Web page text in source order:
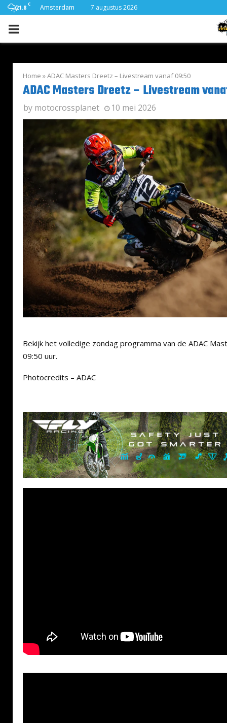
21.8 C Amsterdam 7 augustus 2026
PRIMARY
Home »ADAC Masters Dreetz – Livestream vanaf 09:50
ADAC Masters Dreetz – Livestream
by motocrossplanet 10 mei 2026
Bekijk het volledige zondag programma van de ADAC
09:50 uur.
Photocredits – ADAC